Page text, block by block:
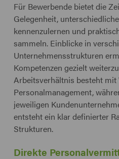
Für Bewerbende bietet die
Gelegenheit,
kennenzulernen und
sammeln. Einblicke in
Unternehmensstrukturen
Kompetenzen gezielt
Arbeitsverhältnis besteht mit
Personalmanagement,
jeweiligen
entsteht ein klar definierter
Strukturen.
Direkte